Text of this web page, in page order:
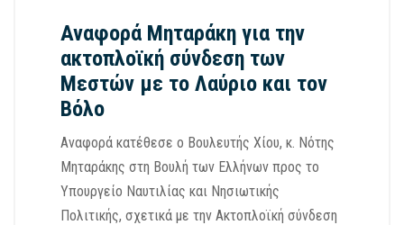
Αναφορά Μηταράκη για την
ακτοπλοϊκή σύνδεση των
Μεστών με το Λαύριο και τον
Βόλο
Αναφορά κατέθεσε ο Βουλευτής Χίου, κ. Νότης
Μηταράκης στη Βουλή των Ελλήνων προς το
Υπουργείο Ναυτιλίας και Νησιωτικής
Πολιτικής, σχετικά με την Ακτοπλοϊκή σύνδεση